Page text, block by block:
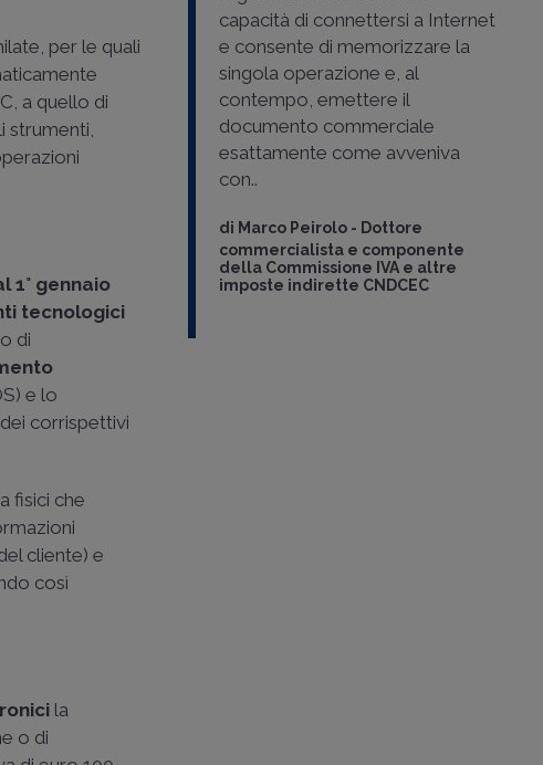
per le quali
a quello di
strumenti,
1° gennaio
tecnologici
di
e lo
corrispettivi
fisici che
cliente) e
così
la
o di
capacità di connettersi a Internet
e consente di memorizzare la
singola operazione e, al
contempo, emettere il
documento commerciale
esattamente come avveniva
con..
di Marco Peirolo - Dottore
commercialista e componente
della Commissione IVA e altre
imposte indirette CNDCEC